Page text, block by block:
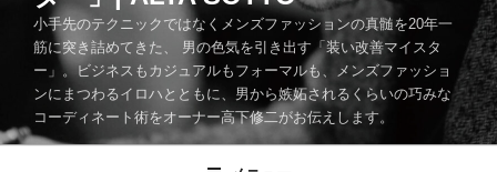
小手先のテクニックではなくメンズファッションの真髄を20年一
筋に突き詰めてきた、 男の色気を引き出す「装い改善マイスタ
ー」。ビジネスもカジュアルもフォーマルも、メンズファッショ
ンにまつわるイロハとともに、男から嫉妬されるくらいの巧みな
コーディネート術をオーナー高下修二がお伝えします。